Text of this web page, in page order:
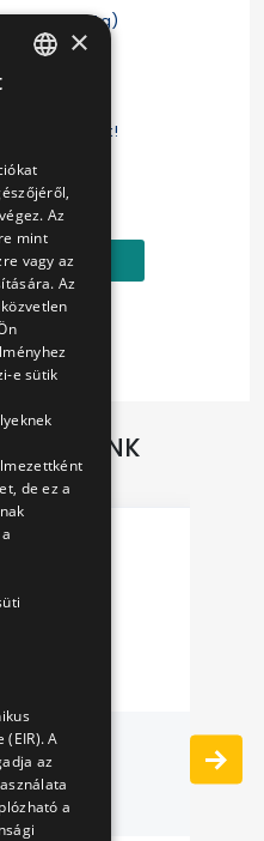
kb. 327 g)
ajánljuk!
Kosárba
-
×
Az
mint
vagy az
Az
e sütik
de ez a
A
az
a